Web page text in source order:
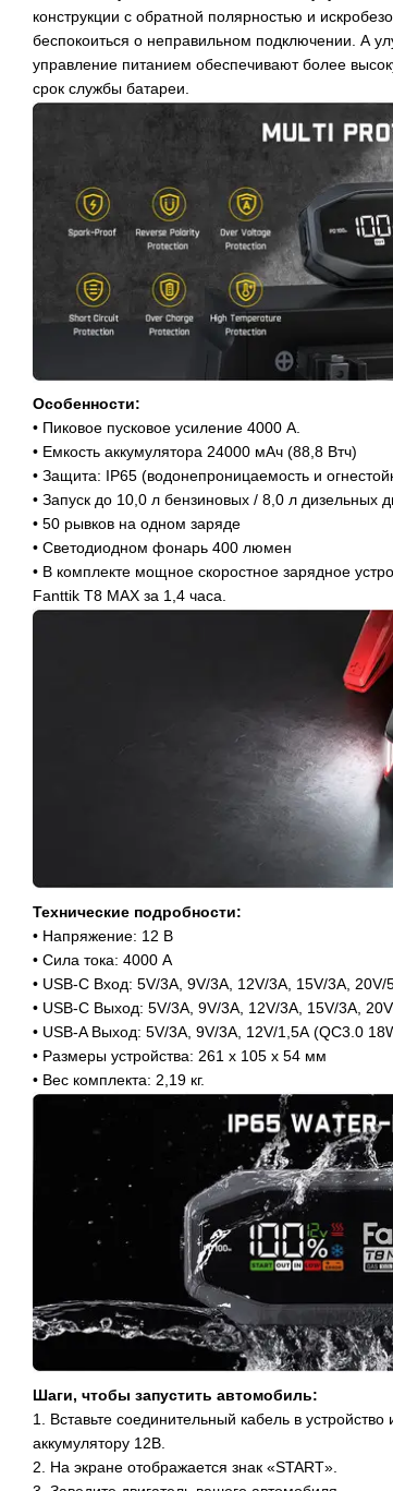
конструкции с обратной полярностью и
беспокоиться о неправильном подключении. А
управление питанием обеспечивают более
срок службы батареи.
Особенности:
• Пиковое пусковое усиление 4000 А.
• Емкость аккумулятора 24000 мАч (88,8 Втч)
• Защита: IP65 (водонепроницаемость и
• Запуск до 10,0 л бензиновых / 8,0 л дизельных
• 50 рывков на одном заряде
• Светодиодном фонарь 400 люмен
• В комплекте мощное скоростное зарядное
Fanttik T8 MAX за 1,4 часа.
Технические подробности:
• Напряжение: ‎12 В
• Сила тока: 4000 А
• USB-C Вход: 5V/3А, 9V/3А, 12V/3А, 15V/3A, 20V/
• USB-C Выход: 5V/3А, 9V/3А, 12V/3А, 15V/3A,
• USB-A Выход: 5V/3А, 9V/3А, 12V/1,5А (QC3.0
• Размеры устройства: ‎261 х 105 х 54 мм
• Вес комплекта: 2,19 кг.
Шаги, чтобы запустить автомобиль:
1. Вставьте соединительный кабель в
аккумулятору 12В.
2. На экране отображается знак «START».